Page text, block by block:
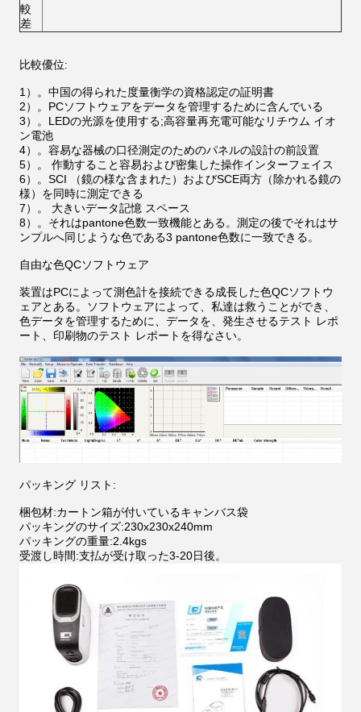
較
差
比較優位:
1）。中国の得られた度量衡学の資格認定の証明書
2）。PCソフトウェアをデータを管理するために含んでいる
3）。LEDの光源を使用する;高容量再充電可能なリチウム イオ
ン電池
4）。容易な器械の口径測定のためのパネルの設計の前設置
5）。 作動すること容易および密集した操作インターフェイス
6）。SCI （鏡の様な含まれた）およびSCE両方（除かれる鏡の
様）を同時に測定できる
7）。 大きいデータ記憶 スペース
8）。それはpantone色数一致機能とある。測定の後でそれはサ
ンプルへ同じような色である3 pantone色数に一致できる。
自由な色QCソフトウェア
装置はPCによって測色計を接続できる成長した色QCソフトウ
ェアとある。ソフトウェアによって、私達は救うことができ、
色データを管理するために、データを、発生させるテスト レポ
ート、印刷物のテスト レポートを得なさい。
パッキング リスト:
梱包材:カートン箱が付いているキャンバス袋
パッキングのサイズ:230x230x240mm
パッキングの重量:2.4kgs
受渡し時間:支払が受け取った3-20日後。